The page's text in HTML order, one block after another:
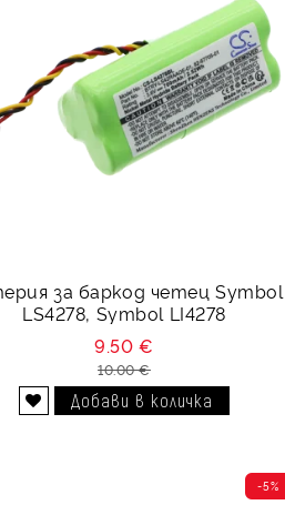
за баркод четец Symbol
LS4278, Symbol LI4278
9.50 €
10.00 €
-5%